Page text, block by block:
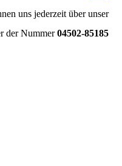
uns jederzeit über unser
der Nummer04502-85185